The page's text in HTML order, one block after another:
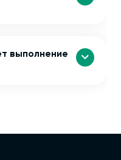
выполнение